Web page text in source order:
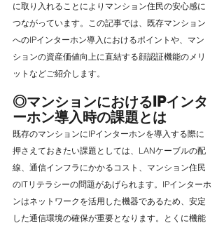
に取り入れることによりマンション住民の安心感に
つながっています。この記事では、既存マンション
へのIPインターホン導入におけるポイントや、マン
ションの資産価値向上に直結する顔認証機能のメリ
ットなどご紹介します。
◎マンションにおけるIPインタ
ーホン導入時の課題とは
既存のマンションにIPインターホンを導入する際に
押さえておきたい課題としては、LANケーブルの配
線、通信インフラにかかるコスト、マンション住民
のITリテラシーの問題があげられます。IPインターホ
ンはネットワークを活用した機器であるため、安定
した通信環境の確保が重要となります。とくに機能